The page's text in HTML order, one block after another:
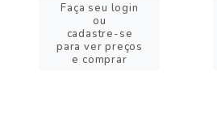
Faça seu login
ou
cadastre-se
para ver preços
e comprar